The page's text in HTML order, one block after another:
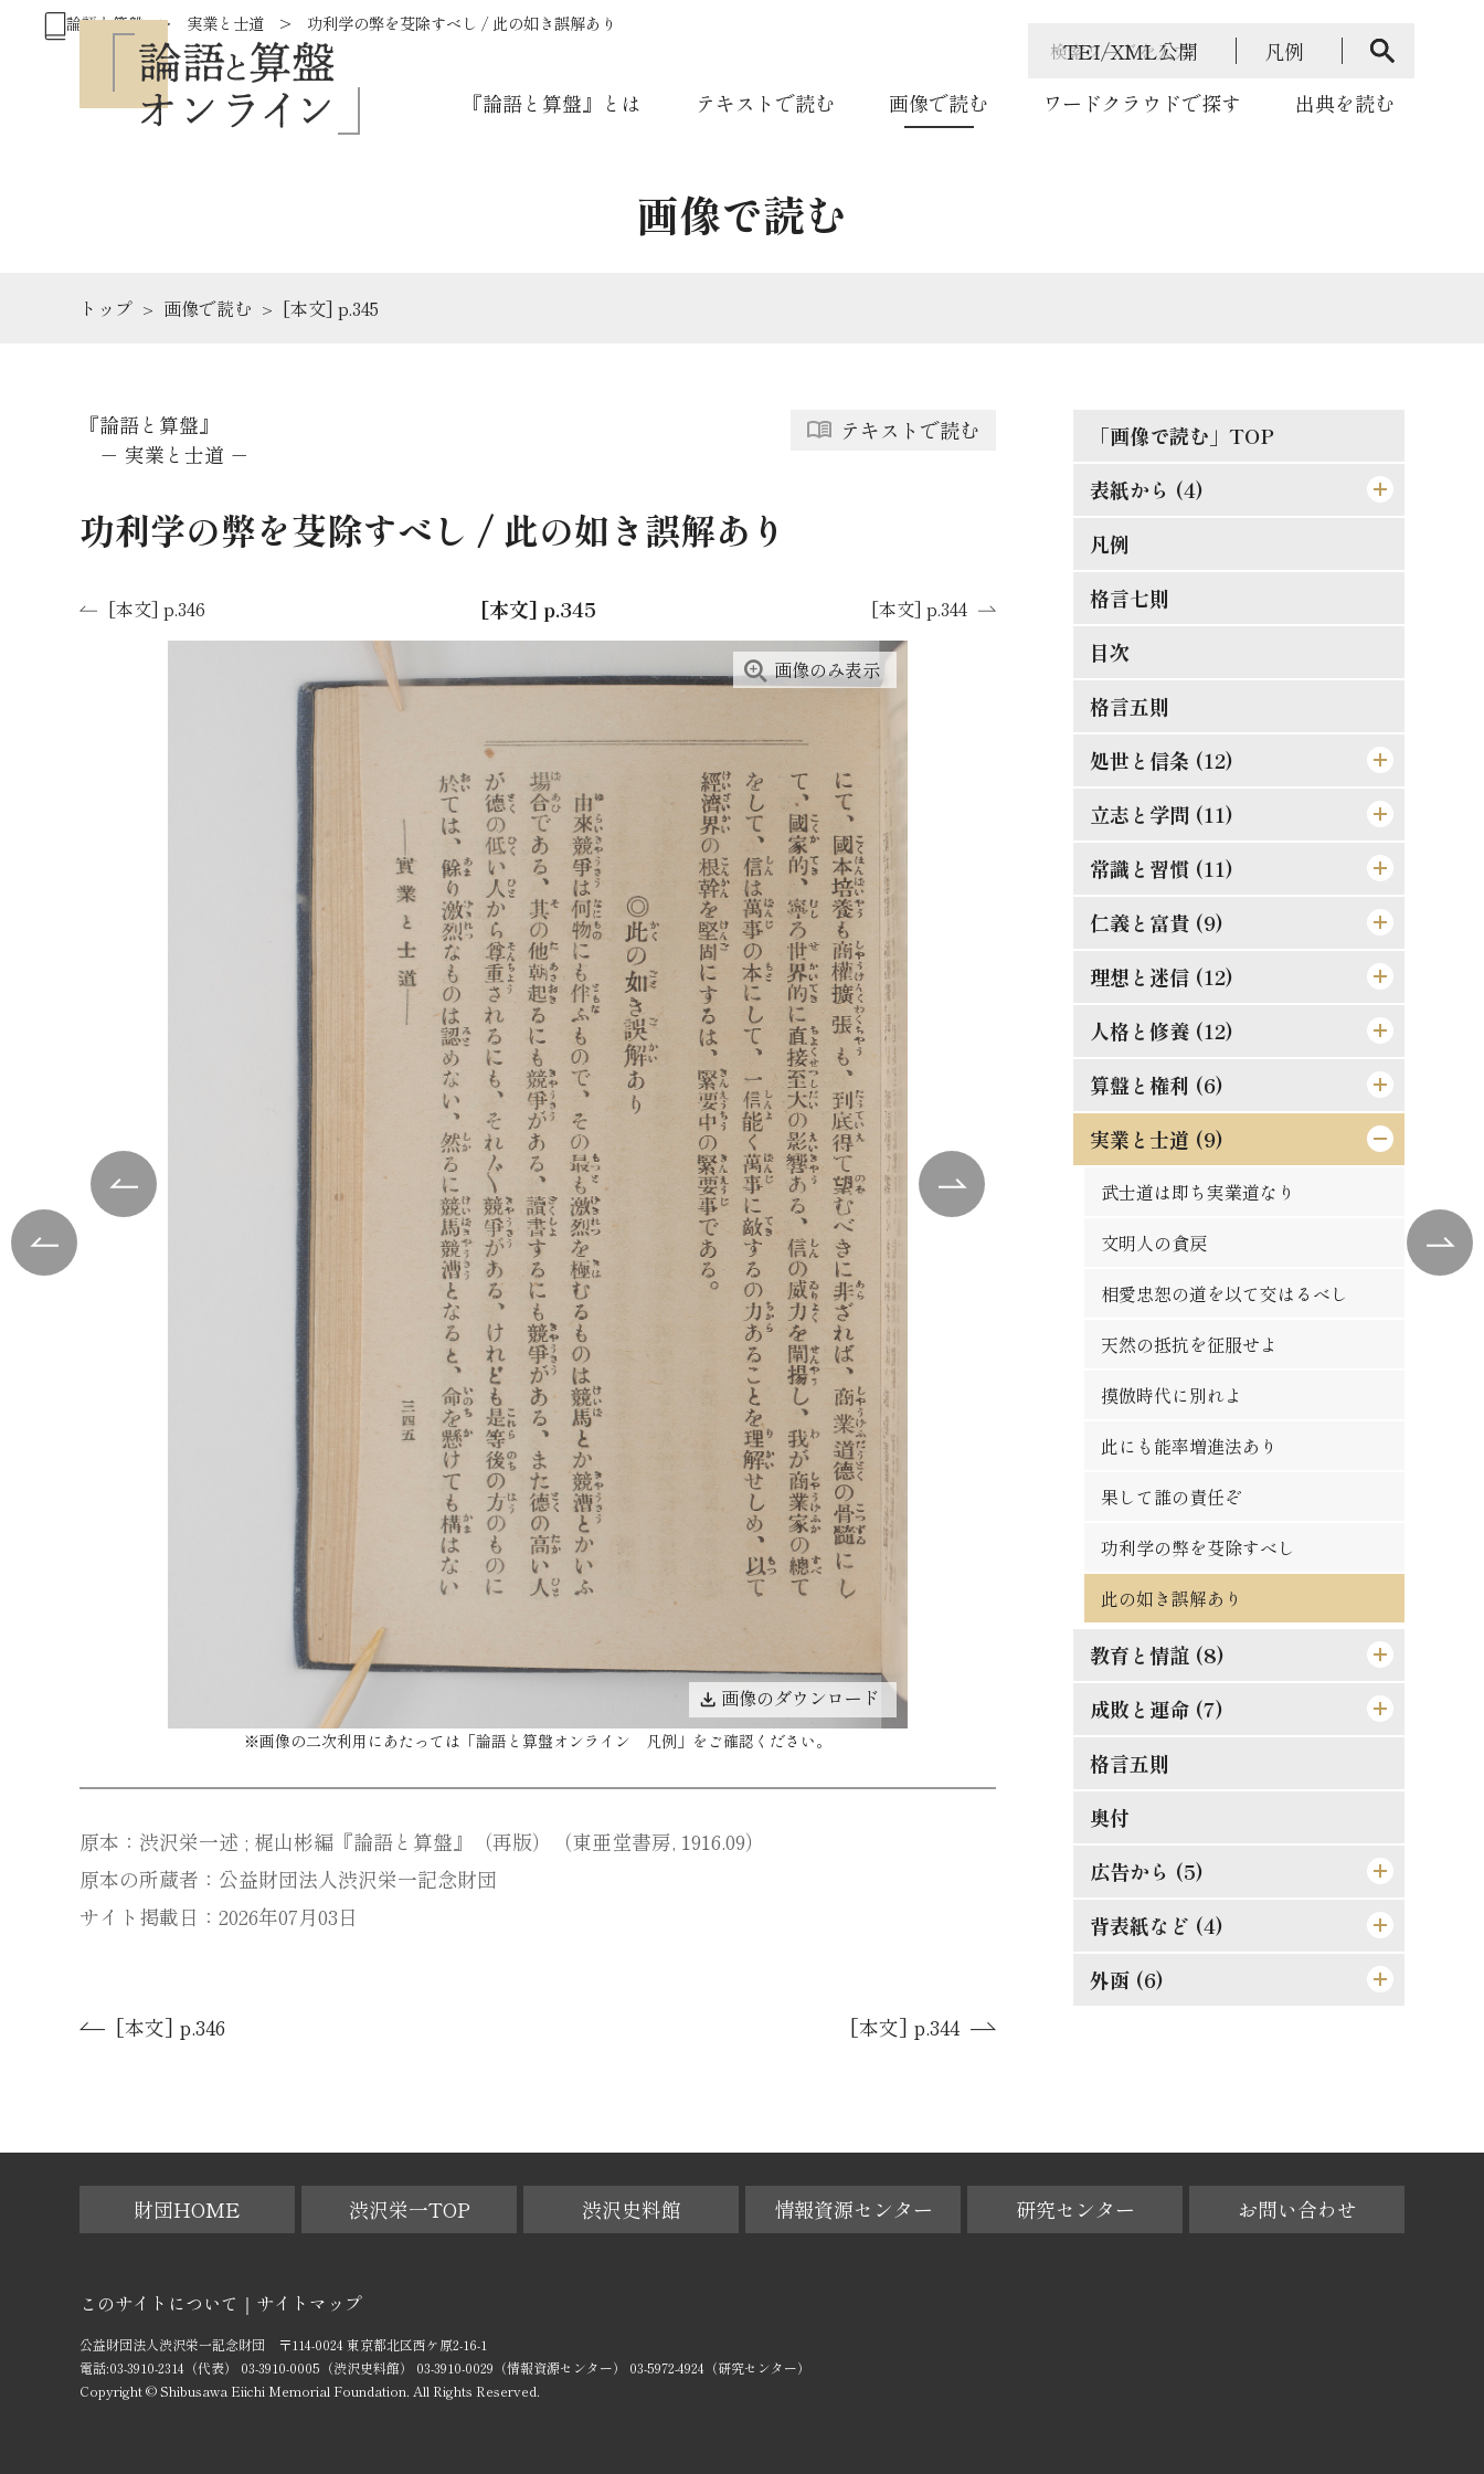
TEI/XML公開
凡例
『論語と算盤』とは
テキストで読む 画像で読む ワードクラウドで探す 出典を読む
画像で読む
トップ 画像で読む [本文] p.345
『論語と算盤』
－ 実業と士道 －
テキストで読む
功利学の弊を芟除すべし / 此の如き誤解あり
[本文] p.346 [本文] p.345 [本文] p.344
画像のみ表示
画像のダウンロード
※画像の二次利用にあたっては「論語と算盤オンライン 凡例 」をご確認ください。
原本：渋沢栄一述 ; 梶山彬編『論語と算盤』（再版）（東亜堂書房, 1916.09）
原本の所蔵者：公益財団法人渋沢栄一記念財団
サイト掲載日：2026年07月03日
[本文] p.346 [本文] p.344
「画像で読む」TOP
表紙から (4)
[表紙]
[表見返し]
[遊び紙]
[扉]
凡例
格言七則
目次
格言五則
処世と信条 (12)
論語と算盤は甚だ遠くして甚だ近い
天は人を罰せず
人物の観察法
論語は万人共通の実用的教訓
時期を待つの要あり
人は平等なるべし
争ひの可否
大丈夫の試金石
蟹穴主義が肝要
得意時代と失意時代
[格言]
立志と学問 (11)
精神老衰の予防法
現在に働け
大正維新の覚悟
秀吉の長所と短所
自ら箸を取れ
大立志と小立志との調和
君子の争ひたれ
常識と習慣 (11)
常識とは如何なるものか
口は禍福の門なり
悪んで其の美を知れ
習慣の感染性と伝播力
偉き人と完き人
仁義と富貴 (9)
真正の利殖法
効力の有無は其人に在り
孔夫子の貨殖富貴観
防貧の第一要義
罪は金銭にあらず
金力悪用の実例
義理合一[義利合一]の信念を確立せ
よ
富豪と徳義上の義務
能く集め能く散ぜよ
理想と迷信 (12)
道理ある希望を持て
この熱誠を要す
道徳は進化すべきか
斯の如き矛盾を根絶すべし
人生観の両面
これは果して絶望か
日新なるを要す
修験者の失敗
真正なる文明
発展の一大要素
廓清の急務なる所以
[格言]
人格と修養 (12)
楽翁公の幼時
人格の標準は如何
誤解され易き元気
二宮尊徳と西郷隆盛
修養は理論ではない
平生の心掛が大切
須らく其の原因を究むべし
東照公の修養
誤解されたる修養説を駁す
権威ある人格養成法
商業に国境なし
[格言]
算盤と権利 (6)
仁に当つては師に譲らず
金門公園の掛札
唯王道あるのみ
競争の善意と悪意
合理的の経営
[格言]
実業と士道 (9)
武士道は即ち実業道なり
文明人の貪戻
相愛忠恕の道を以て交はるべし
天然の抵抗を征服せよ
摸倣時代に別れよ
此にも能率増進法あり
果して誰の責任ぞ
功利学の弊を芟除すべし
此の如き誤解あり
教育と情誼 (8)
孝は強ふべきものに非ず
現代教育の得失
偉人と其の母
其罪果して孰れに在りや
理論より実際
成敗と運命 (7)
それ唯忠恕のみ
失敗らしき成功
人事を尽して天命を待て
湖畔の感慨
順逆の二境は何れより来るか
格言五則
奥付
広告から (5)
東亜堂出版図書特約売捌店
[広告]
背表紙など (4)
[背]
外函 (6)
[外函（天）]
[外函（地）]
論語と算盤 > 実業と士道 > 功利学の弊を芟除すべし / 此の如き誤解あり
財団HOME 渋沢栄一TOP 渋沢史料館 情報資源センター 研究センター お問い合わせ
このサイトについて サイトマップ
公益財団法人渋沢栄一記念財団 〒114-0024 東京都北区西ケ原2-16-1
電話:03-3910-2314（代表） 03-3910-0005（渋沢史料館） 03-3910-0029（情報資源センター） 03-5972-4924（研究センター）
Copyright © Shibusawa Eiichi Memorial Foundation. All Rights Reserved.